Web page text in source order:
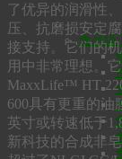
食品级
了优异的润滑性
压、抗磨损安定
接支持。它们的
用中非常理想。
MaxxLife™ HT
600具有更重的油
英寸或转速低于
新科技的合成非